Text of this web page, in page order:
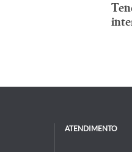
ATENDIMENTO